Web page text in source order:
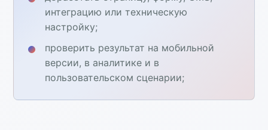
интеграцию или техническую
настройку;
проверить результат на мобильной
версии, в аналитике и в
пользовательском сценарии;